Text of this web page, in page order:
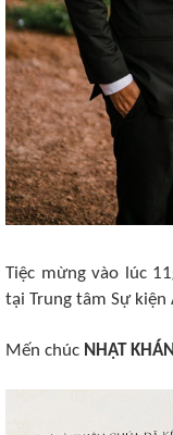
Tiệc mừng vào lúc
tại Trung tâm Sự kiện
Mến chúc NHẬT